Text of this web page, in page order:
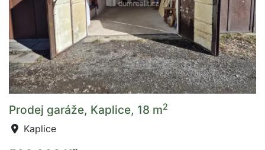
Prodej garáže, Kaplice, 18 m2
Kaplice